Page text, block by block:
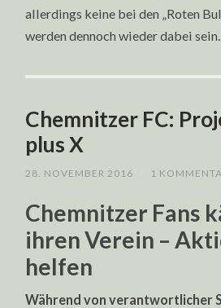
allerdings keine bei den „Roten
werden dennoch wieder dabei sein.
Chemnitzer FC:
plus X
28. NOVEMBER 2016 1
Chemnitzer Fans
ihren Verein –
helfen
Während von verantwortlicher